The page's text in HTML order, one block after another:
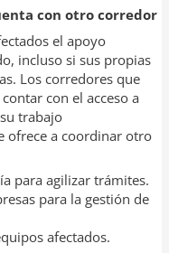
con otro corredor
el apoyo
incluso si sus propias
Los corredores que
con el acceso a
trabajo
ofrece a coordinar otro
para agilizar trámites.
para la gestión de
afectados.